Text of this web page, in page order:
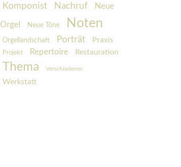
Komponist
Nachruf Neue
Orgel Neue Töne Noten
Orgellandschaft Porträt Praxis
Projekt Repertoire Restauration
Thema Verschiedenes
Werkstatt